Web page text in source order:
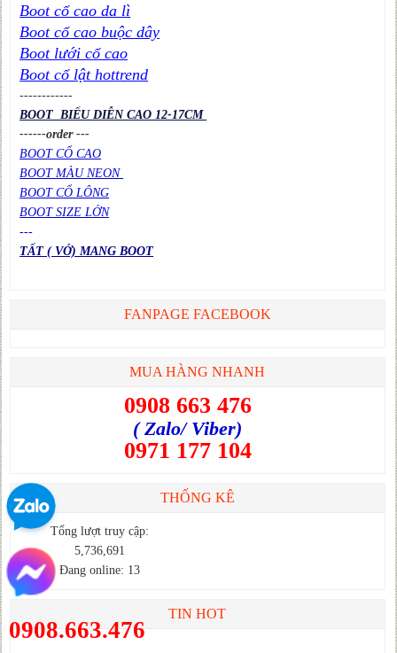
Boot cổ cao da lì
Boot cổ cao buộc dây
Boot lưới cổ cao
Boot cổ lật hottrend
------------
BOOT BIỂU DIỄN CAO 12-17CM
------order ---
BOOT CỔ CAO
BOOT MÀU NEON
BOOT CỔ LÔNG
BOOT SIZE LỚN
---
TẤT ( VỚ) MANG BOOT
FANPAGE FACEBOOK
MUA HÀNG NHANH
0908 663 476
( Zalo/ Viber)
0971 177 104
THỐNG KÊ
Tổng lượt truy cập:
5,736,691
Đang online: 13
TIN HOT
0908.663.476